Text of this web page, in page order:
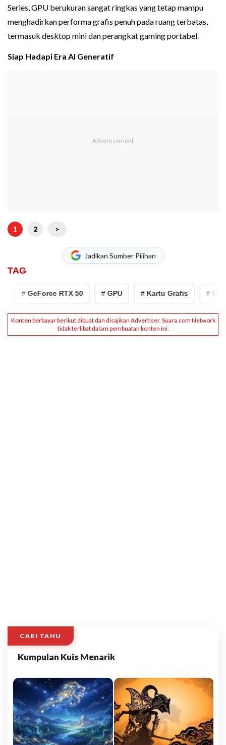
Series, GPU berukuran sangat ringkas yang tetap mampu
menghadirkan performa grafis penuh pada ruang terbatas,
termasuk desktop mini dan perangkat gaming portabel.
Siap Hadapi Era AI Generatif
1 2 >
Jadikan Sumber Pilihan
TAG
# GeForce RTX 50 # GPU # Kartu Grafis #
CARI TAHU
Kumpulan Kuis Menarik